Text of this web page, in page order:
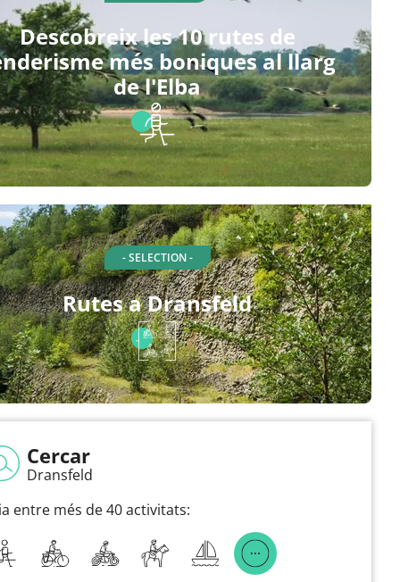
Descobreix les 10 rutes de
més boniques al llarg
de l'Elba
- SELECTION -
Rutes a Dransfeld
Cercar
Dransfeld
entre més de 40 activitats: